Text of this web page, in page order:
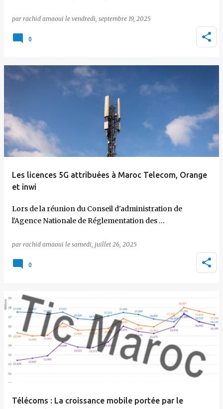
par rachid amaoui le vendredi, septembre 19, 2025
0
Les licences 5G attribuées à Maroc Telecom, Orange
et inwi
Lors de la réunion du Conseil d'administration de
l'Agence Nationale de Réglementation des …
par rachid amaoui le samedi, juillet 26, 2025
0
Télécoms : La croissance mobile portée par le